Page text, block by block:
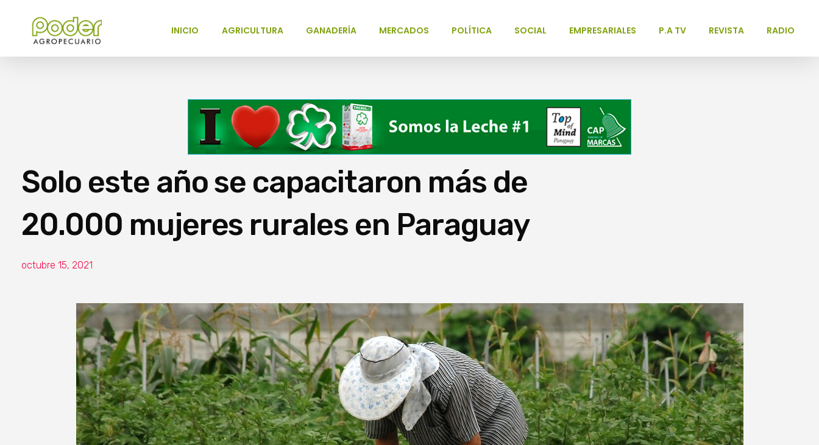
INICIO AGRICULTURA GANADERÍA MERCADOS POLÍTICA SOCIAL EMPRESARIALES P.A TV REVISTA RADIO
Solo este año se capacitaron más de
20.000 mujeres rurales en Paraguay
octubre 15, 2021